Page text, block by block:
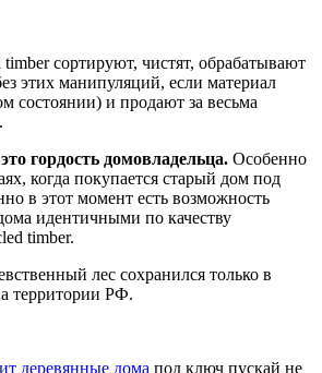
сортируют, чистят, обрабатывают
этих манипуляций, если материал
состоянии) и продают за весьма
гордость домовладельца. Особенно
когда покупается старый дом под
в этот момент есть возможность
идентичными по качеству
timber.
лес сохранился только в
территории РФ.
деревянные дома под ключ пускай не